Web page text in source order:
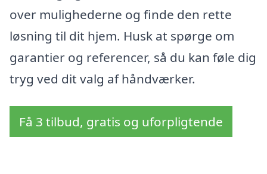
over mulighederne og finde den rette
løsning til dit hjem. Husk at spørge om
garantier og referencer, så du kan føle dig
tryg ved dit valg af håndværker.
Få 3 tilbud, gratis og uforpligtende